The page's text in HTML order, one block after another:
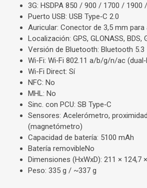
3G: HSDPA 850 / 900 / 1700 / 1900
Puerto USB: USB Type‑C 2.0
Auricular: Conector de 3,5 mm
Localización: GPS, GLONASS, BDS,
Versión de Bluetooth: Bluetooth 5.3
Wi-Fi: Wi‑Fi 802.11 a/b/g/n/ac
Wi-Fi Direct: Sí
NFC: No
MHL: No
Sinc. con PCU: SB Type‑C
Sensores: Acelerómetro,
(magnetómetro)
Capacidad de batería: 5100 mAh
Batería removibleNo
Dimensiones (HxWxD): 211 × 124,7
Peso: 335 g / ~337 g